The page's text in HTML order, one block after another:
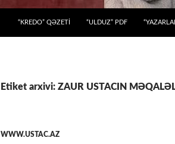
“KREDO” QƏZETİ
“ULDUZ” PDF
Etiket arxivi: ZAUR USTACIN
WWW.USTAC.AZ